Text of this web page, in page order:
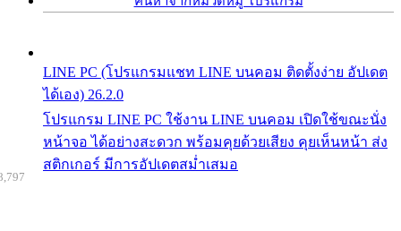
LINE PC (โปรแกรมแชท LINE บนคอม ติดตั้งง่าย อัปเดต
ได้เอง) 26.2.0
โปรแกรม LINE PC ใช้งาน LINE บนคอม เปิดใช้ขณะนั่ง
หน้าจอ ได้อย่างสะดวก พร้อมคุยด้วยเสียง คุยเห็นหน้า ส่ง
สติกเกอร์ มีการอัปเดตสม่ำเสมอ